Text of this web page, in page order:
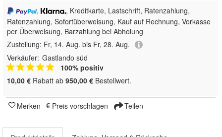
,
, Kreditkarte, Lastschrift, Ratenzahlung,
Ratenzahlung, Sofortüberweisung, Kauf auf Rechnung, Vorkasse
per Überweisung, Barzahlung bei Abholung
Zustellung: Fr, 14. Aug. bis Fr, 28. Aug.
Verkäufer: Gastlando süd
100% positiv
10,00 € Rabatt ab 950,00 € Bestellwert.
Merken Preis vorschlagen Teilen